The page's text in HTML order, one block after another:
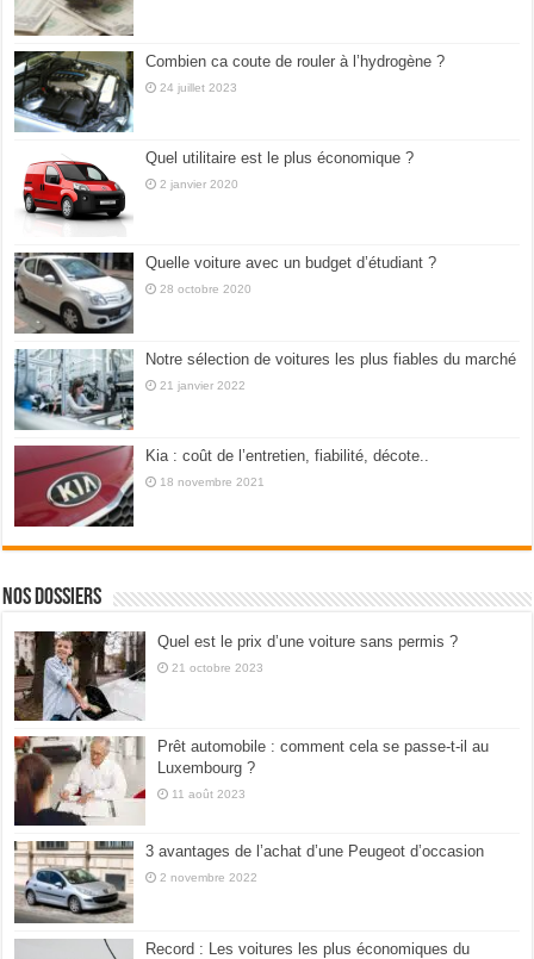
Combien ca coute de rouler à l’hydrogène ?
24 juillet 2023
Quel utilitaire est le plus économique ?
2 janvier 2020
Quelle voiture avec un budget d’étudiant ?
28 octobre 2020
Notre sélection de voitures les plus fiables du marché
21 janvier 2022
Kia : coût de l’entretien, fiabilité, décote..
18 novembre 2021
Nos dossiers
Quel est le prix d’une voiture sans permis ?
21 octobre 2023
Prêt automobile : comment cela se passe-t-il au
Luxembourg ?
11 août 2023
3 avantages de l’achat d’une Peugeot d’occasion
2 novembre 2022
Record : Les voitures les plus économiques du